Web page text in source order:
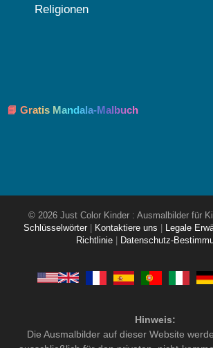
Religionen
📘 Gratis Mandala-Malbuch
© 2026 Just Color Kinder : Ausmalbilder für
Schlüsselwörter
Kontaktiere uns Legale
Richtlinie
Datenschutz-
Hinweis:
Die Ausmalbilder auf dieser Website